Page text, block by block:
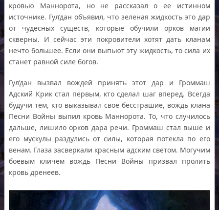
кровью Маннорота, но не рассказал о ее истинном
источнике. Гул’дан объявил, что зеленая жидкость это дар
от чудесных существ, которые обучили орков магии
скверны. И сейчас эти покровители хотят дать кланам
нечто большее. Если они выпьют эту жидкость, то сила их
станет равной силе богов.
Гул’дан вызвал вождей принять этот дар и Громмаш
Адский Крик стал первым, кто сделал шаг вперед. Всегда
будучи тем, кто выказывал свое бесстрашие, вождь клана
Песни Войны выпил кровь Маннорота. То, что случилось
дальше, лишило орков дара речи. Громмаш стал выше и
его мускулы раздулись от силы, которая потекла по его
венам. Глаза засверкали красным адским светом. Могучим
боевым кличем вождь Песни Войны призвал пролить
кровь дренеев.